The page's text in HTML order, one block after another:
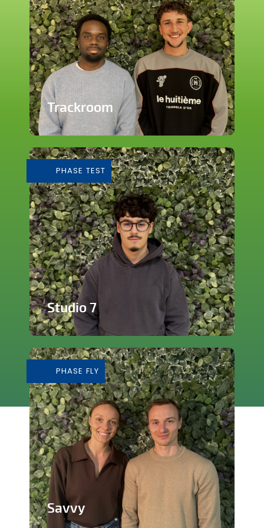
Trackroom
immersive
En savoir plus
PHASE TEST
Studio 7
de musique
En savoir plus
PHASE FLY
Savvy